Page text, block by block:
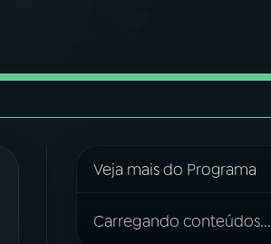
Veja mais do Programa
Carregando conteúdos...